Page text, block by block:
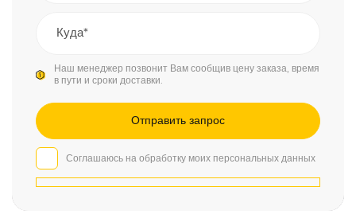
Наш менеджер позвонит Вам сообщив цену заказа, время
в пути и сроки доставки.
Соглашаюсь на обработку моих персональных данных